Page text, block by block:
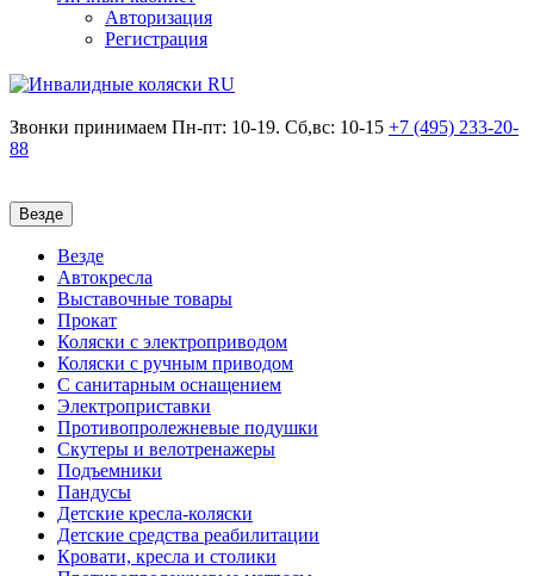
Авторизация
Регистрация
Звонки принимаем Пн-пт: 10-19. Сб,вс: 10-15 +7 (495) 233-20-
88
Везде
Везде
Автокресла
Выставочные товары
Прокат
Коляски с электроприводом
Коляски с ручным приводом
С санитарным оснащением
Электроприставки
Противопролежневые подушки
Скутеры и велотренажеры
Подъемники
Пандусы
Детские кресла-коляски
Детские средства реабилитации
Кровати, кресла и столики